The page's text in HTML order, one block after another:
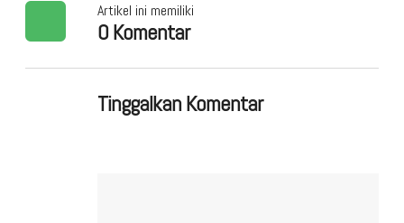
Artikel ini memiliki
0 Komentar
Tinggalkan Komentar